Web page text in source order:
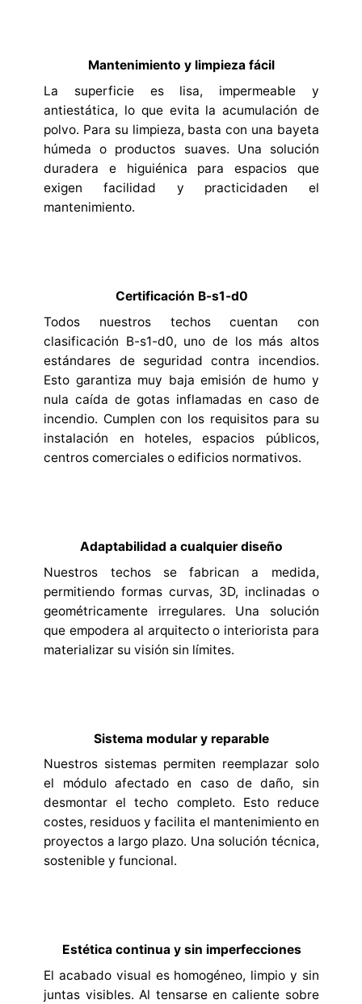
Mantenimiento y limpieza fácil
La superficie es lisa, impermeable y
antiestática, lo que evita la acumulación de
polvo. Para su limpieza, basta con una bayeta
húmeda o productos suaves. Una solución
duradera e higuiénica para espacios que
exigen facilidad y practicidaden el
mantenimiento.
Certificación B-s1-d0
Todos nuestros techos cuentan con
clasificación B-s1-d0, uno de los más altos
estándares de seguridad contra incendios.
Esto garantiza muy baja emisión de humo y
nula caída de gotas inflamadas en caso de
incendio. Cumplen con los requisitos para su
instalación en hoteles, espacios públicos,
centros comerciales o edificios normativos.
Adaptabilidad a cualquier diseño
Nuestros techos se fabrican a medida,
permitiendo formas curvas, 3D, inclinadas o
geométricamente irregulares. Una solución
que empodera al arquitecto o interiorista para
materializar su visión sin límites.
Sistema modular y reparable
Nuestros sistemas permiten reemplazar solo
el módulo afectado en caso de daño, sin
desmontar el techo completo. Esto reduce
costes, residuos y facilita el mantenimiento en
proyectos a largo plazo. Una solución técnica,
sostenible y funcional.
Estética continua y sin imperfecciones
El acabado visual es homogéneo, limpio y sin
juntas visibles. Al tensarse en caliente sobre